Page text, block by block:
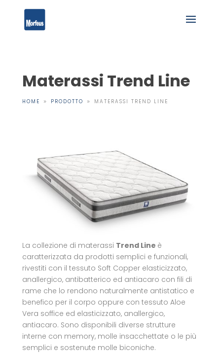
Materassi Trend Line
HOME 9 PRODOTTO 9 MATERASSI TREND LINE
La collezione di materassi Trend Line è
caratterizzata da prodotti semplici e funzionali,
rivestiti con il tessuto Soft Copper elasticizzato,
anallergico, antibatterico ed antiacaro con fili di
rame che lo rendono naturalmente antistatico e
benefico per il corpo oppure con tessuto Aloe
Vera soffice ed elasticizzato, anallergico,
antiacaro. Sono disponibili diverse strutture
interne con memory, molle insacchettate o le più
semplici e sostenute molle biconiche.